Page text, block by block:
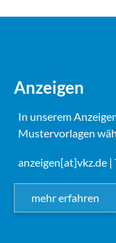
Anzeigen
In unserem
Mustervorlagen
anzeigen[at]vkz.de |
mehr erfahren